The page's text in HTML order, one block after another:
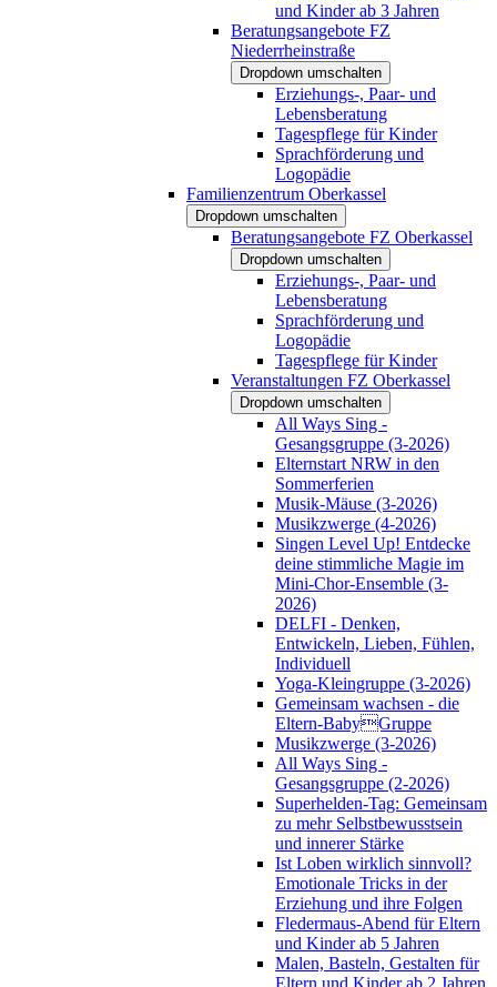
und Kinder ab 3 Jahren
Beratungsangebote FZ
Niederrheinstraße
Dropdown umschalten
Erziehungs-, Paar- und
Lebensberatung
Tagespflege für Kinder
Sprachförderung und
Logopädie
Familienzentrum Oberkassel
Dropdown umschalten
Beratungsangebote FZ Oberkassel
Dropdown umschalten
Erziehungs-, Paar- und
Lebensberatung
Sprachförderung und
Logopädie
Tagespflege für Kinder
Veranstaltungen FZ Oberkassel
Dropdown umschalten
All Ways Sing -
Gesangsgruppe (3-2026)
Elternstart NRW in den
Sommerferien
Musik-Mäuse (3-2026)
Musikzwerge (4-2026)
Singen Level Up! Entdecke
deine stimmliche Magie im
Mini-Chor-Ensemble (3-
2026)
DELFI - Denken,
Entwickeln, Lieben, Fühlen,
Individuell
Yoga-Kleingruppe (3-2026)
Gemeinsam wachsen - die
Eltern-BabyGruppe
Musikzwerge (3-2026)
All Ways Sing -
Gesangsgruppe (2-2026)
Superhelden-Tag: Gemeinsam
zu mehr Selbstbewusstsein
und innerer Stärke
Ist Loben wirklich sinnvoll?
Emotionale Tricks in der
Erziehung und ihre Folgen
Fledermaus-Abend für Eltern
und Kinder ab 5 Jahren
Malen, Basteln, Gestalten für
Eltern und Kinder ab 2 Jahren